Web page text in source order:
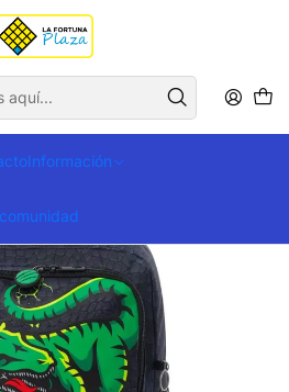
Información
compras superiores a $ 400.000
Morrales Morral Totto Rex Dino M